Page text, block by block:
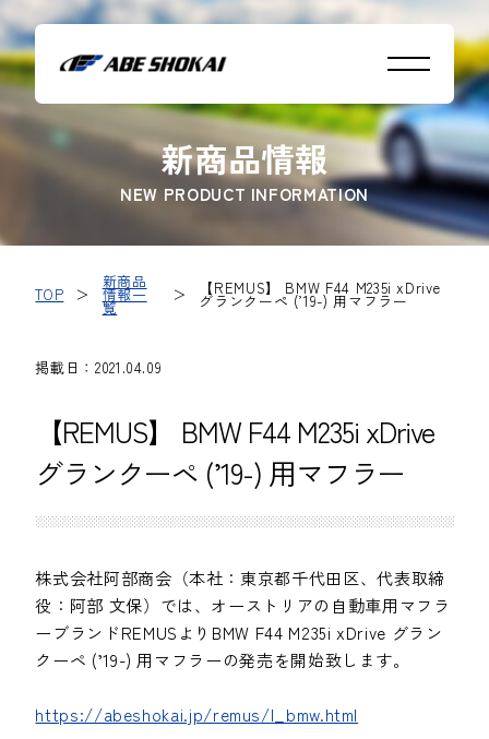
新商品情報
NEW PRODUCT INFORMATION
TOP ＞
新商品
情報一
覧
＞ 【REMUS】 BMW F44 M235i xDrive
グランクーペ (’19-) 用マフラー
掲載日：2021.04.09
【REMUS】 BMW F44 M235i xDrive
グランクーペ (’19-) 用マフラー
株式会社阿部商会（本社：東京都千代田区、代表取締
役：阿部 文保）では、オーストリアの自動車用マフラ
ーブランドREMUSよりBMW F44 M235i xDrive グラン
クーペ (’19-) 用マフラーの発売を開始致します。
https://abeshokai.jp/remus/l_bmw.html